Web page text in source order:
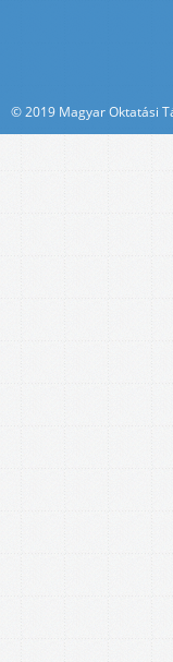
© 2019 Magyar